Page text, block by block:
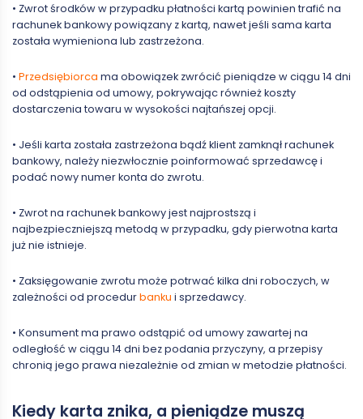
• Zwrot środków w przypadku płatności kartą powinien trafić na
rachunek bankowy powiązany z kartą, nawet jeśli sama karta
została wymieniona lub zastrzeżona.
• Przedsiębiorca ma obowiązek zwrócić pieniądze w ciągu 14 dni
od odstąpienia od umowy, pokrywając również koszty
dostarczenia towaru w wysokości najtańszej opcji.
• Jeśli karta została zastrzeżona bądź klient zamknął rachunek
bankowy, należy niezwłocznie poinformować sprzedawcę i
podać nowy numer konta do zwrotu.
• Zwrot na rachunek bankowy jest najprostszą i
najbezpieczniejszą metodą w przypadku, gdy pierwotna karta
już nie istnieje.
• Zaksięgowanie zwrotu może potrwać kilka dni roboczych, w
zależności od procedurbanku i sprzedawcy.
• Konsument ma prawo odstąpić od umowy zawartej na
odległość w ciągu 14 dni bez podania przyczyny, a przepisy
chronią jego prawa niezależnie od zmian w metodzie płatności.
Kiedy karta znika, a pieniądze muszą